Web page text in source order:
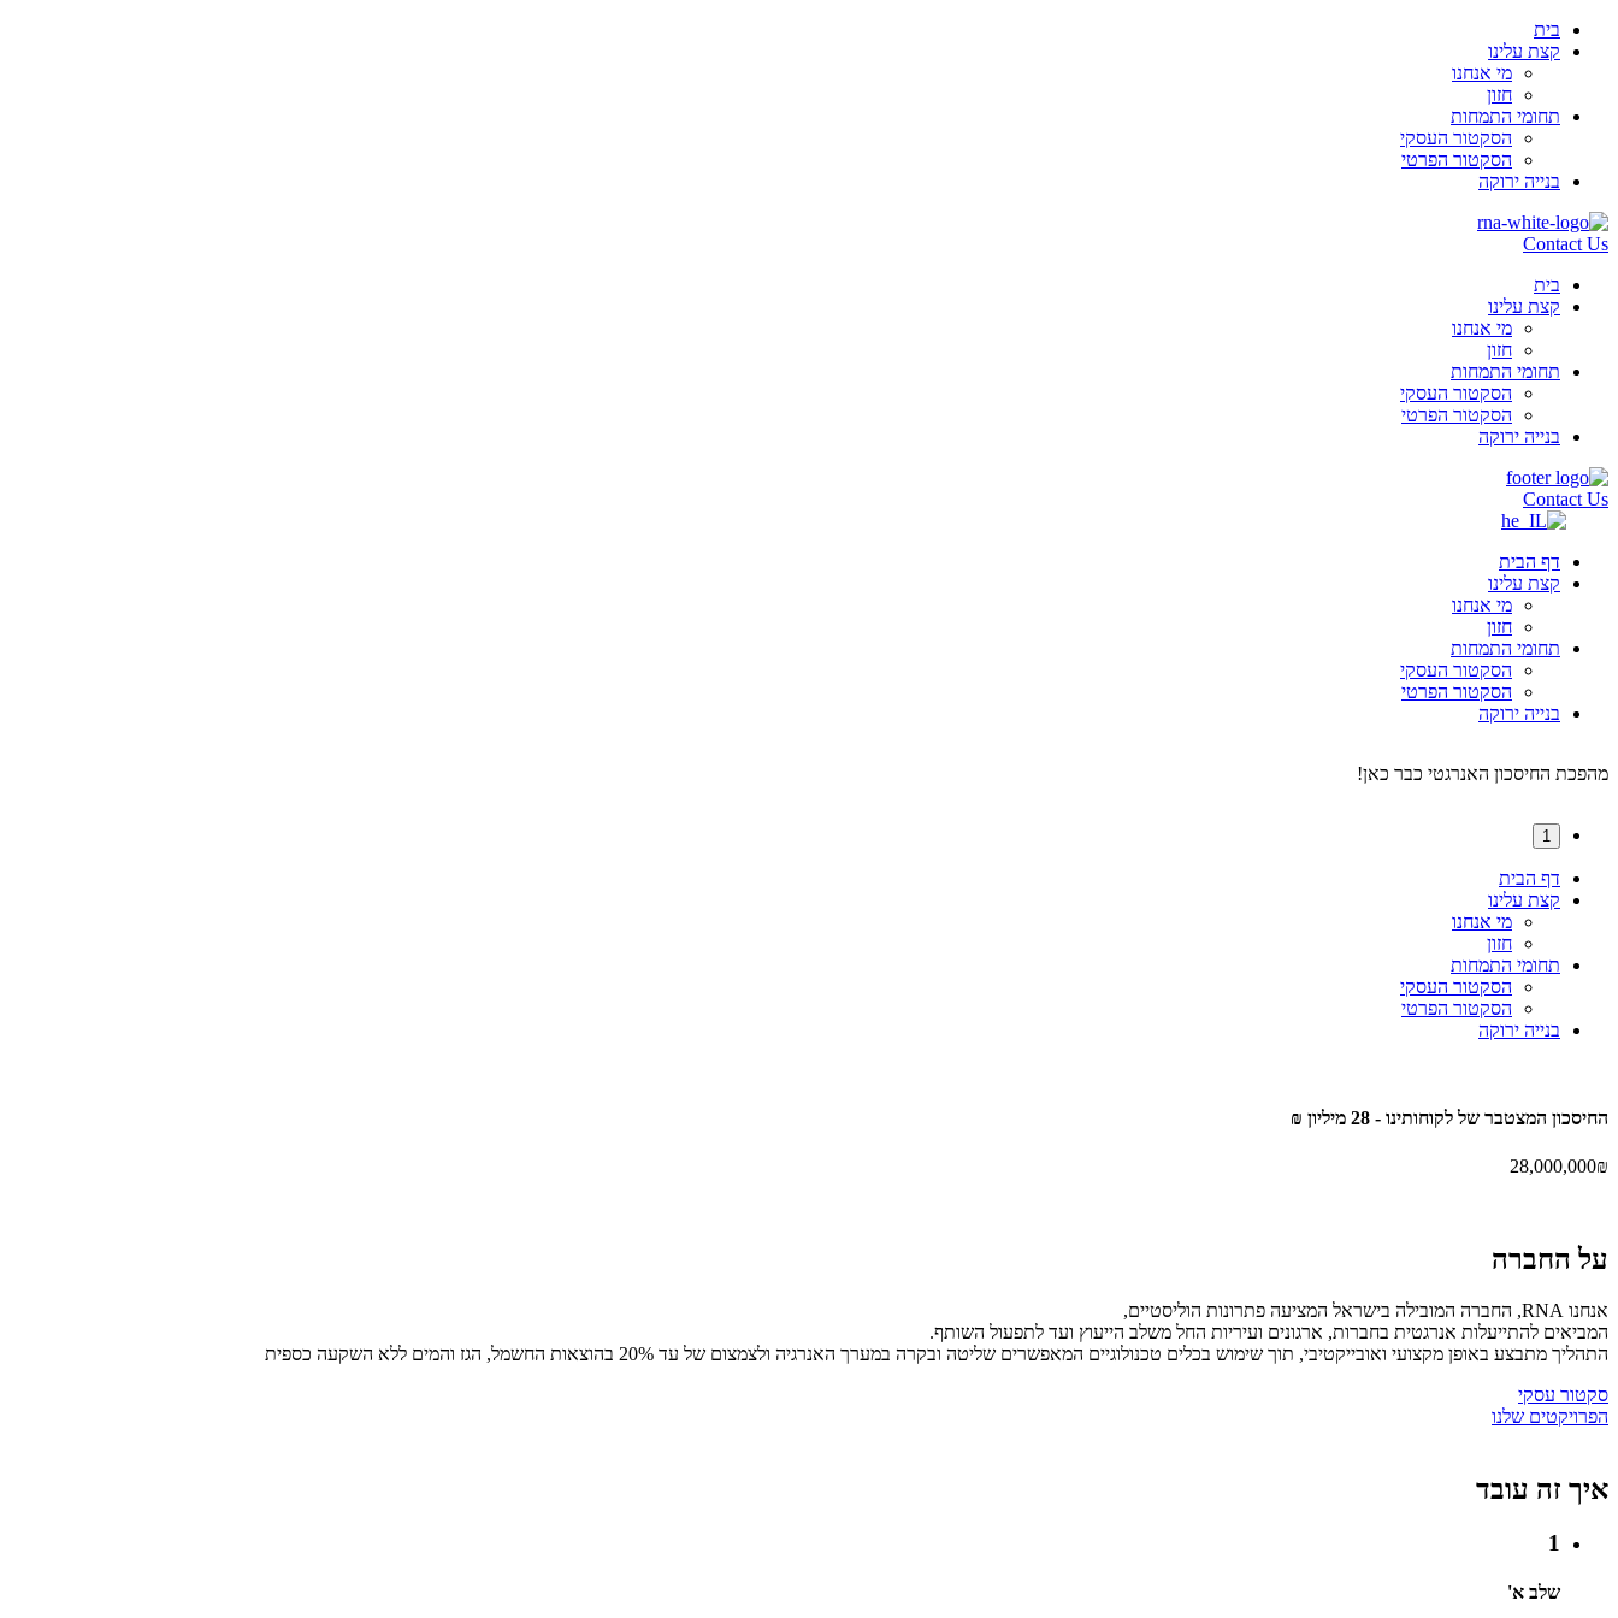
בית
קצת עלינו
מי אנחנו
חזון
תחומי התמחות
הסקטור העסקי
הסקטור הפרטי
בנייה ירוקה
Contact Us
בית
קצת עלינו
מי אנחנו
חזון
תחומי התמחות
הסקטור העסקי
הסקטור הפרטי
בנייה ירוקה
Contact Us
דף הבית
קצת עלינו
מי אנחנו
חזון
תחומי התמחות
הסקטור העסקי
הסקטור הפרטי
בנייה ירוקה
מהפכת החיסכון האנרגטי כבר כאן!
1
דף הבית
קצת עלינו
מי אנחנו
חזון
תחומי התמחות
הסקטור העסקי
הסקטור הפרטי
בנייה ירוקה
החיסכון המצטבר של לקוחותינו -
28,000,000₪
על החברה
אנחנו RNA, החברה המובילה בישראל המציעה פתרונות הוליסטיים,
המביאים להתייעלות אנרגטית בחברות, ארגונים ועיריות החל משלב הייעוץ ועד לתפעול השותף.
התהליך מתבצע באופן מקצועי ואובייקטיבי, תוך שימוש בכלים טכנולוגיים המאפשרים שליטה ובקרה במערך האנרגיה ולצמצום של עד 20% בהוצאות החשמל, הגז והמים ללא השקעה כספית
סקטור עסקי
הפרויקטים שלנו
איך זה עובד
1
שלב א'